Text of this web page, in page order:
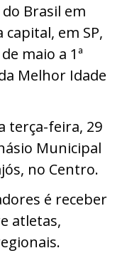
Brasil em
capital, em SP,
maio a 1ª
Melhor Idade
terça-feira, 29
Municipal
no Centro.
é receber
atletas,